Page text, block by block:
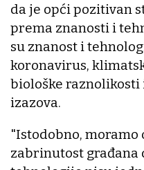
da je opći pozitivan
prema znanosti i
su znanost i
koronavirus,
biološke
izazova.
"Istodobno, moramo
zabrinutost građana